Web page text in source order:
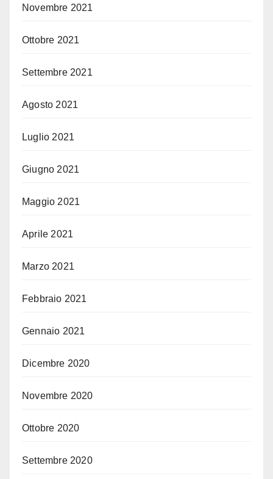
Novembre 2021
Ottobre 2021
Settembre 2021
Agosto 2021
Luglio 2021
Giugno 2021
Maggio 2021
Aprile 2021
Marzo 2021
Febbraio 2021
Gennaio 2021
Dicembre 2020
Novembre 2020
Ottobre 2020
Settembre 2020